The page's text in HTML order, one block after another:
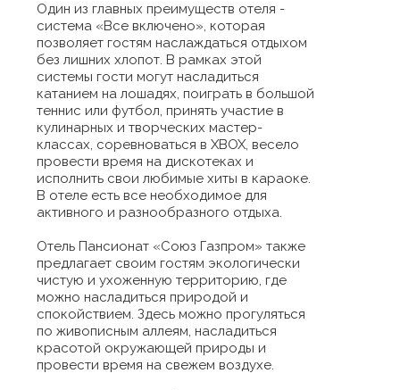
Один из главных преимуществ отеля -
система «Все включено», которая
позволяет гостям наслаждаться отдыхом
без лишних хлопот. В рамках этой
системы гости могут насладиться
катанием на лошадях, поиграть в большой
теннис или футбол, принять участие в
кулинарных и творческих мастер-
классах, соревноваться в XBOX, весело
провести время на дискотеках и
исполнить свои любимые хиты в караоке.
В отеле есть все необходимое для
активного и разнообразного отдыха.
Отель Пансионат «Союз Газпром» также
предлагает своим гостям экологически
чистую и ухоженную территорию, где
можно насладиться природой и
спокойствием. Здесь можно прогуляться
по живописным аллеям, насладиться
красотой окружающей природы и
провести время на свежем воздухе.